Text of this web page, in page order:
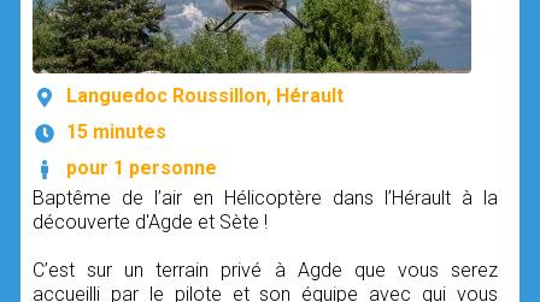
Languedoc Roussillon, Hérault
15 minutes
pour 1 personne
Baptême de l’air en Hélicoptère dans l’Hérault à la
découverte d'Agde et Sète !
C’est sur un terrain privé à Agde que vous serez
accueilli par le pilote et son équipe avec qui vous